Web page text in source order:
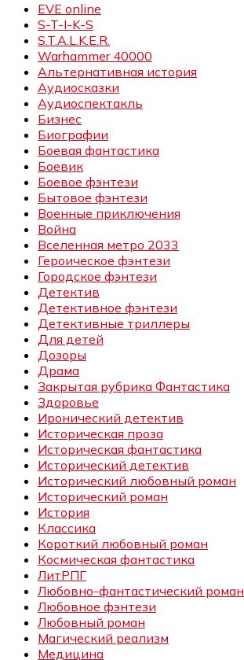
EVE online
S-T-I-K-S
S.T.A.L.K.E.R.
Warhammer 40000
Альтернативная история
Аудиосказки
Аудиоспектакль
Бизнес
Биографии
Боевая фантастика
Боевик
Боевое фэнтези
Бытовое фэнтези
Военные приключения
Война
Вселенная метро 2033
Героическое фэнтези
Городское фэнтези
Детектив
Детективное фэнтези
Детективные триллеры
Для детей
Дозоры
Драма
Закрытая рубрика Фантастика
Здоровье
Иронический детектив
Историческая проза
Историческая фантастика
Исторический детектив
Исторический любовный роман
Исторический роман
История
Классика
Короткий любовный роман
Космическая фантастика
ЛитРПГ
Любовно-фантастический роман
Любовное фэнтези
Любовный роман
Магический реализм
Медицина